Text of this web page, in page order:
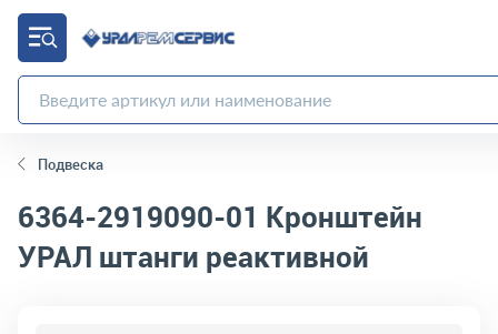
Подвеска
6364-2919090-01 Кронштейн
УРАЛ штанги реактивной